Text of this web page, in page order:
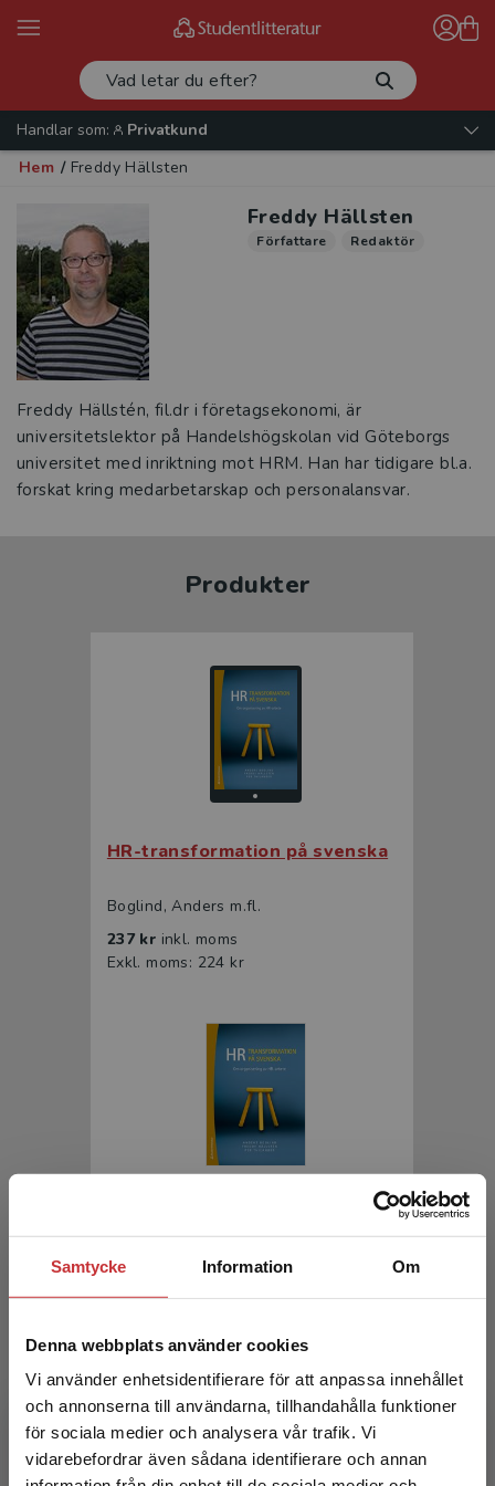
Samtycke Information Om
Denna webbplats använder cookies
Vi använder enhetsidentifierare för att anpassa innehållet
och annonserna till användarna, tillhandahålla funktioner
för sociala medier och analysera vår trafik. Vi
vidarebefordrar även sådana identifierare och annan
Begränsad fraktregion
Handlar som:
Privatkund
Hem / Freddy Hällsten
Freddy Hällsten
Författare Redaktör
Freddy Hällstén, fil.dr i företagsekonomi, är
universitetslektor på Handelshögskolan vid Göteborgs
universitet med inriktning mot HRM. Han har tidigare bl.a.
forskat kring medarbetarskap och personalansvar.
Produkter
HR-transformation på svenska
Boglind, Anders m.fl.
237 kr inkl. moms
Exkl. moms: 224 kr
HR-transformation på svenska
Boglind, Anders m.fl.
382 krinkl. moms